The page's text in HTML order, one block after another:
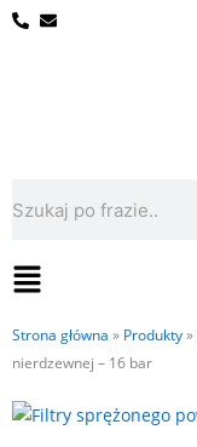
Przejdź
Flyout
Menu
Strona główna » Produkty»
nierdzewnej – 16 bar